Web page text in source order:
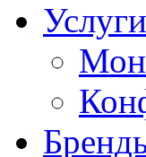
Услуги